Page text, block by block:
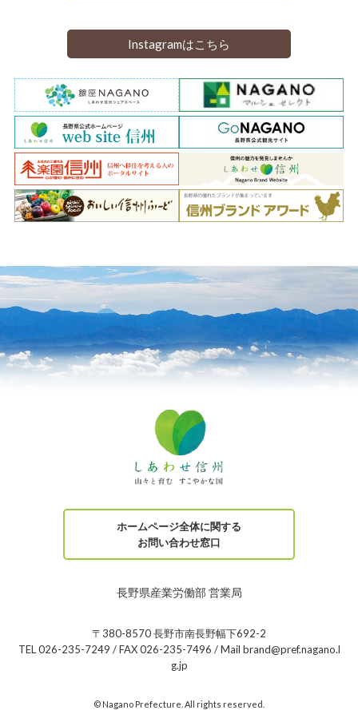
Instagramはこちら
ホームページ全体に関する
お問い合わせ窓口
長野県産業労働部 営業局
〒380-8570 長野市南長野幅下692-2
TEL 026-235-7249 / FAX 026-235-7496 / Mail brand@pref.nagano.l
g.jp
© Nagano Prefecture. All rights reserved.